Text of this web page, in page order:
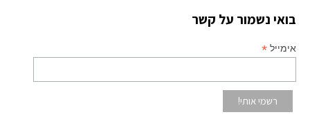
בואי נשמור על קשר
אימייל *